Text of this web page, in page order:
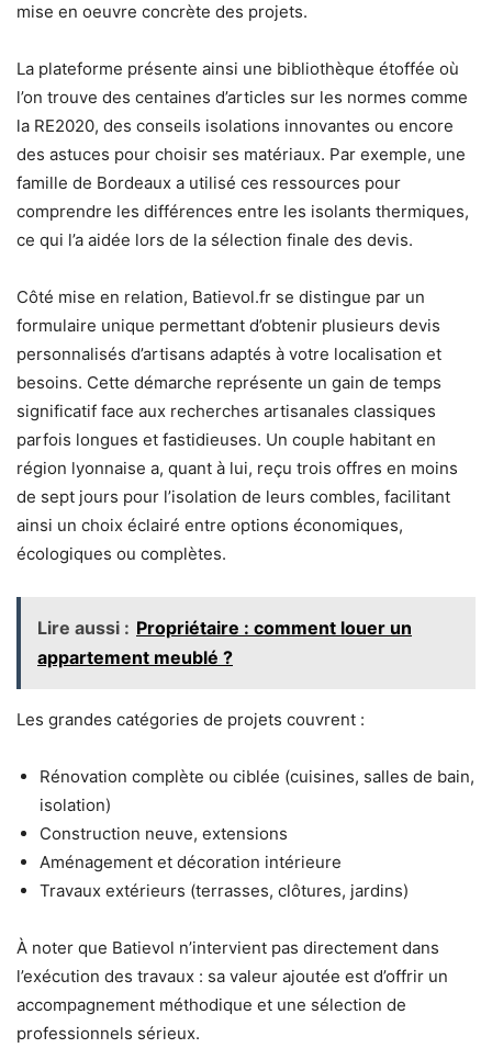
mise en oeuvre concrète des projets.
La plateforme présente ainsi une bibliothèque étoffée où
l’on trouve des centaines d’articles sur les normes comme
la RE2020, des conseils isolations innovantes ou encore
des astuces pour choisir ses matériaux. Par exemple, une
famille de Bordeaux a utilisé ces ressources pour
comprendre les différences entre les isolants thermiques,
ce qui l’a aidée lors de la sélection finale des devis.
Côté mise en relation, Batievol.fr se distingue par un
formulaire unique permettant d’obtenir plusieurs devis
personnalisés d’artisans adaptés à votre localisation et
besoins. Cette démarche représente un gain de temps
significatif face aux recherches artisanales classiques
parfois longues et fastidieuses. Un couple habitant en
région lyonnaise a, quant à lui, reçu trois offres en moins
de sept jours pour l’isolation de leurs combles, facilitant
ainsi un choix éclairé entre options économiques,
écologiques ou complètes.
Lire aussi : Propriétaire : comment louer un
appartement meublé ?
Les grandes catégories de projets couvrent :
Rénovation complète ou ciblée (cuisines, salles de bain,
isolation)
Construction neuve, extensions
Aménagement et décoration intérieure
Travaux extérieurs (terrasses, clôtures, jardins)
À noter que Batievol n’intervient pas directement dans
l’exécution des travaux : sa valeur ajoutée est d’offrir un
accompagnement méthodique et une sélection de
professionnels sérieux.